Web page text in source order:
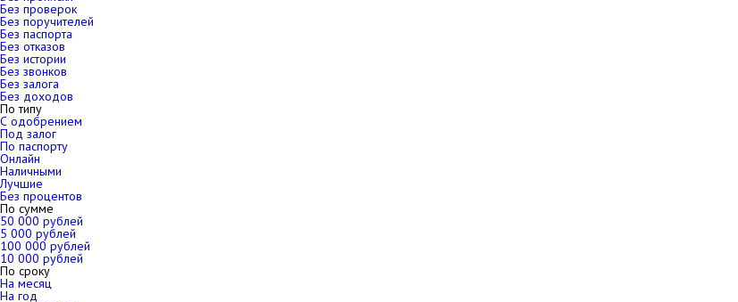
Без проверок
Без поручителей
Без паспорта
Без отказов
Без истории
Без звонков
Без залога
Без доходов
По типу
С одобрением
Под залог
По паспорту
Онлайн
Наличными
Лучшие
Без процентов
По сумме
50 000 рублей
5 000 рублей
100 000 рублей
10 000 рублей
По сроку
На месяц
На год